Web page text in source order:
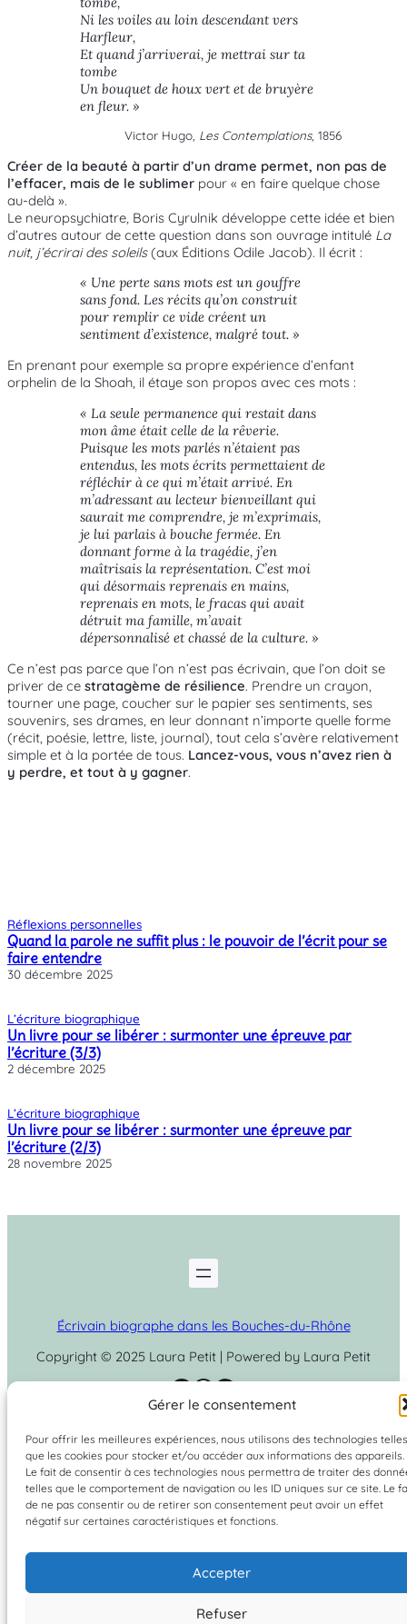
Gérer le consentement
Pour offrir les meilleures expériences, nous utilisons des technologies telles
que les cookies pour stocker et/ou accéder aux informations des appareils.
Le fait de consentir à ces technologies nous permettra de traiter des
telles que le comportement de navigation ou les ID uniques sur ce site. Le
de ne pas consentir ou de retirer son consentement peut avoir un effet
négatif sur certaines caractéristiques et fonctions.
Accepter
Refuser
Ni les voiles au loin descendant vers
Harfleur,
Et quand j’arriverai, je mettrai sur ta
tombe
Un bouquet de houx vert et de bruyère
en fleur. »
Victor Hugo, Les Contemplations, 1856
Créer de la beauté à partir d’un drame permet, non pas de
l’effacer, mais de le sublimer pour « en faire quelque chose
au-delà ».
Le neuropsychiatre, Boris Cyrulnik développe cette idée et bien
d’autres autour de cette question dans son ouvrage intitulé La
nuit, j’écrirai des soleils(aux Éditions Odile Jacob). Il écrit :
« Une perte sans mots est un gouffre
sans fond. Les récits qu’on construit
pour remplir ce vide créent un
sentiment d’existence, malgré tout. »
En prenant pour exemple sa propre expérience d’enfant
orphelin de la Shoah, il étaye son propos avec ces mots :
« La seule permanence qui restait dans
mon âme était celle de la rêverie.
Puisque les mots parlés n’étaient pas
entendus, les mots écrits permettaient de
réfléchir à ce qui m’était arrivé. En
m’adressant au lecteur bienveillant qui
saurait me comprendre, je m’exprimais,
je lui parlais à bouche fermée. En
donnant forme à la tragédie, j’en
maîtrisais la représentation. C’est moi
qui désormais reprenais en mains,
reprenais en mots, le fracas qui avait
détruit ma famille, m’avait
dépersonnalisé et chassé de la culture. »
Ce n’est pas parce que l’on n’est pas écrivain, que l’on doit se
priver de ce stratagème de résilience. Prendre un crayon,
tourner une page, coucher sur le papier ses sentiments, ses
souvenirs, ses drames, en leur donnant n’importe quelle forme
(récit, poésie, lettre, liste, journal), tout cela s’avère relativement
simple et à la portée de tous. Lancez-vous, vous n’avez rien à
y perdre, et tout à y gagner.
Réflexions personnelles
Quand la parole ne suffit plus : le pouvoir de l’écrit pour se
faire entendre
30 décembre 2025
L’écriture biographique
Un livre pour se libérer : surmonter une épreuve par
l’écriture (3/3)
2 décembre 2025
L’écriture biographique
Un livre pour se libérer : surmonter une épreuve par
l’écriture (2/3)
28 novembre 2025
Écrivain biographe dans les Bouches-du-Rhône
Copyright © 2025 Laura Petit | Powered by Laura Petit
Instagram
Facebook
LinkedIn